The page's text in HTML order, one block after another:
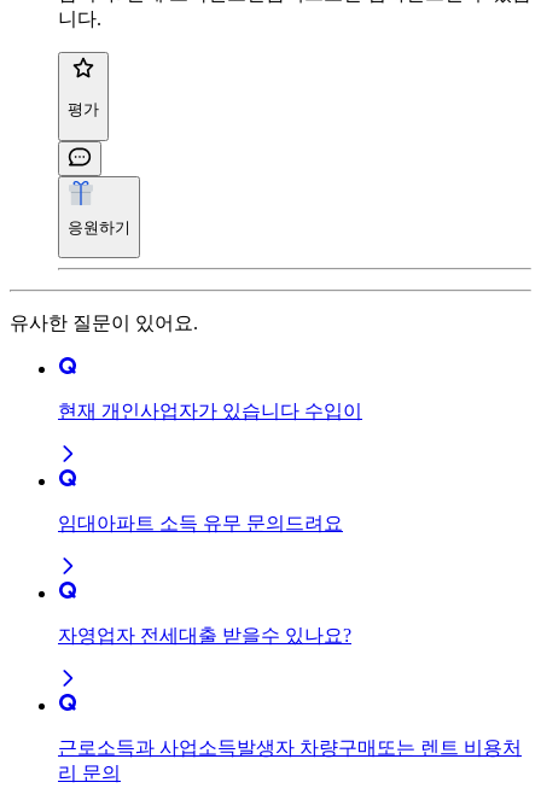
니다.
평가
응원하기
유사한 질문이 있어요.
현재 개인사업자가 있습니다 수입이
임대아파트 소득 유무 문의드려요
자영업자 전세대출 받을수 있나요?
근로소득과 사업소득발생자 차량구매또는 렌트 비용처
리 문의